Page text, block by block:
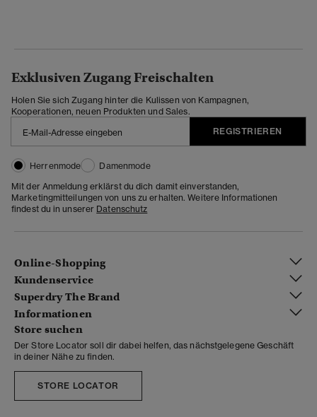
Exklusiven Zugang Freischalten
Holen Sie sich Zugang hinter die Kulissen von Kampagnen,
Kooperationen, neuen Produkten und Sales.
REGISTRIEREN
Herrenmode
Damenmode
Mit der Anmeldung erklärst du dich damit einverstanden,
Marketingmitteilungen von uns zu erhalten. Weitere Informationen
findest du in unserer Datenschutz
Online-Shopping
Kundenservice
Superdry The Brand
Informationen
Store suchen
Der Store Locator soll dir dabei helfen, das nächstgelegene Geschäft
in deiner Nähe zu finden.
STORE LOCATOR